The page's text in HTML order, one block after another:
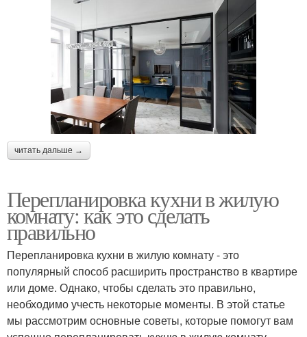
читать дальше →
Перепланировка кухни в жилую
комнату: как это сделать
правильно
Перепланировка кухни в жилую комнату - это
популярный способ расширить пространство в квартире
или доме. Однако, чтобы сделать это правильно,
необходимо учесть некоторые моменты. В этой статье
мы рассмотрим основные советы, которые помогут вам